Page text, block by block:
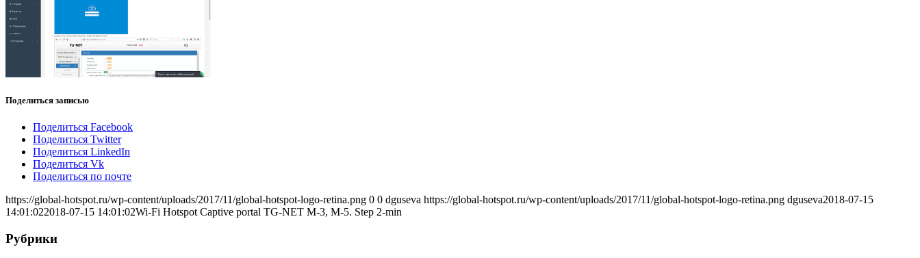
Поделиться записью
Поделиться Facebook
Поделиться Twitter
Поделиться LinkedIn
Поделиться Vk
Поделиться по почте
https://global-hotspot.ru/wp-content/uploads/2017/11/global-hotspot-logo-retina.png 0 0 dguseva https://global-hotspot.ru/wp-content/uploads/2017/11/global-hotspot-logo-retina.png dguseva2018-07-15
14:01:022018-07-15 14:01:02Wi-Fi Hotspot Captive portal TG-NET M-3, M-5. Step 2-min
Рубрики